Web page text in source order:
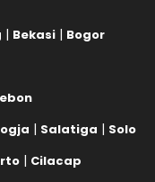
| Bekasi | Bogor
| Salatiga | Solo
| Cilacap